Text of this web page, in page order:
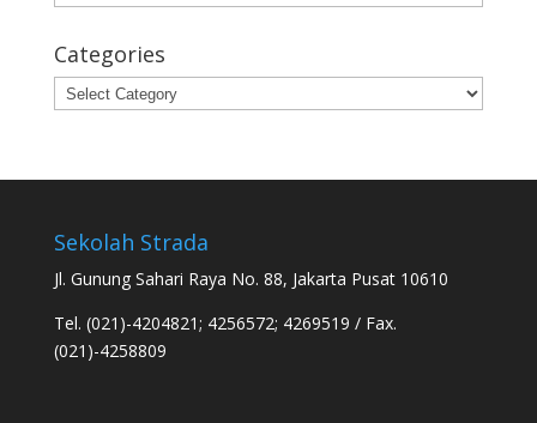
Categories
Categories
Sekolah Strada
Jl. Gunung Sahari Raya No. 88, Jakarta Pusat 10610
Tel. (021)-4204821; 4256572; 4269519 / Fax.
(021)-4258809